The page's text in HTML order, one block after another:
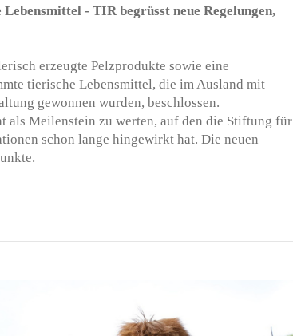
- TIR begrüsst neue Regelungen,
erzeugte Pelzprodukte sowie eine
tierische Lebensmittel, die im Ausland mit
gewonnen wurden, beschlossen.
als Meilenstein zu werten, auf den die Stiftung für
schon lange hingewirkt hat. Die neuen